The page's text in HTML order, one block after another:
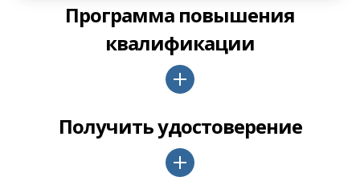
Программа повышения
квалификации
Получить удостоверение